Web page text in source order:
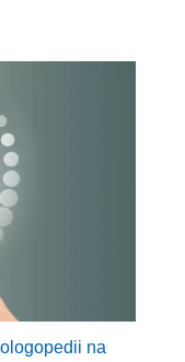
na